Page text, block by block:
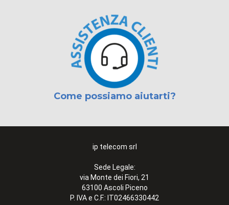
Come possiamo aiutarti?
ip telecom srl
Sede Legale:
via Monte dei Fiori, 21
63100 Ascoli Piceno
P. IVA e C.F.: IT02466330442